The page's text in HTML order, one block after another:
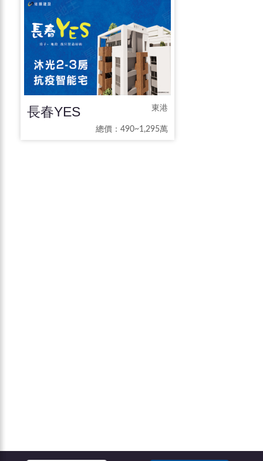
長春YES 東港
總價：490~1,295萬